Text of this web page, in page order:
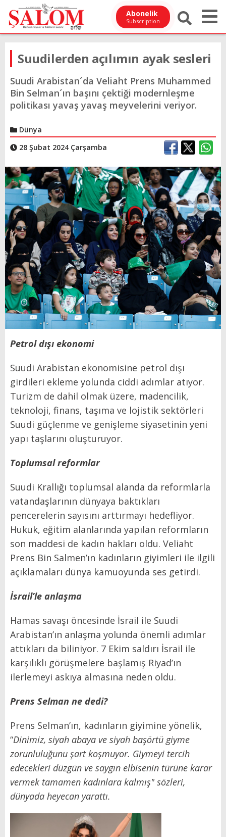
Abonelik
Subscription
Suudilerden açılımın ayak sesleri
Suudi Arabistan´da Veliaht Prens Muhammed
Bin Selman´ın başını çektiği modernleşme
politikası yavaş yavaş meyvelerini veriyor.
Dünya
28 Şubat 2024 Çarşamba
Petrol dışı ekonomi
Suudi Arabistan ekonomisine petrol dışı
girdileri ekleme yolunda ciddi adımlar atıyor.
Turizm de dahil olmak üzere, madencilik,
teknoloji, finans, taşıma ve lojistik sektörleri
Suudi güçlenme ve genişleme siyasetinin yeni
yapı taşlarını oluşturuyor.
Toplumsal reformlar
Suudi Krallığı toplumsal alanda da reformlarla
vatandaşlarının dünyaya baktıkları
pencerelerin sayısını arttırmayı hedefliyor.
Hukuk, eğitim alanlarında yapılan reformların
son maddesi de kadın hakları oldu. Veliaht
Prens Bin Salmen’ın kadınların giyimleri ile ilgili
açıklamaları dünya kamuoyunda ses getirdi.
İsrail’le anlaşma
Hamas savaşı öncesinde İsrail ile Suudi
Arabistan’ın anlaşma yolunda önemli adımlar
attıkları da biliniyor. 7 Ekim saldırı İsrail ile
karşılıklı görüşmelere başlamış Riyad’ın
ilerlemeyi askıya almasına neden oldu.
Prens Selman ne dedi?
Prens Selman’ın, kadınların giyimine yönelik,
“Dinimiz, siyah abaya ve siyah başörtü giyme
zorunluluğunu şart koşmuyor. Giymeyi tercih
edecekleri düzgün ve saygın elbisenin türüne karar
vermek tamamen kadınlara kalmış" sözleri,
dünyada heyecan yarattı.